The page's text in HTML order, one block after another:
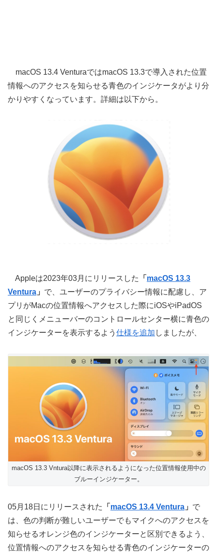
macOS 13.4 VenturaではmacOS 13.3で導入された位置
情報へのアクセスを知らせる青色のインジケータがより分
かりやすくなっています。詳細は以下から。
Appleは2023年03月にリリースした 「 macOS 13.3
Ventura 」 で、ユーザーのプライバシー情報に配慮し、ア
プリがMacの位置情報へアクセスした際にiOSやiPadOS
と同じくメニューバーのコントロールセンター横に青色の
インジケーターを表示するよう 仕様を追加 しましたが、
macOS 13.3 Vntura以降に表示されるようになった位置情報使用中の
ブルーインジケーター。
05月18日にリリースされた 「 macOS 13.4 Ventura 」 で
は、色の判断が難しいユーザーでもマイクへのアクセスを
知らせるオレンジ色のインジケーターと区別できるよう、
位置情報へのアクセスを知らせる青色のインジケーターの